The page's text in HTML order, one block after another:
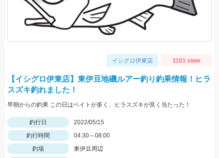
イシグロ伊東店 1101 view
【イシグロ伊東店】東伊豆地磯ルアー釣り釣果情報！ヒラ
スズキ釣れました！
早朝からの釣果 この日はベイトが多く、ヒラスズキが良く当たった！
釣行日
2022/05/15
釣行時間
04:30～08:00
釣場
東伊豆周辺